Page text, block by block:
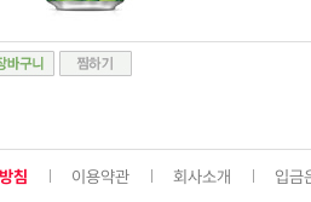
침 이용약관 회사소개 입금